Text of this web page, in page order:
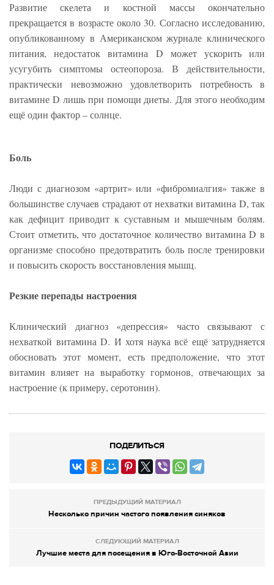
Развитие скелета и костной массы окончательно
прекращается в возрасте около 30. Согласно исследованию,
опубликованному в Американском журнале клинического
питания, недостаток витамина D может ускорить или
усугубить симптомы остеопороза. В действительности,
практически невозможно удовлетворить потребность в
витамине D лишь при помощи диеты. Для этого необходим
ещё один фактор – солнце.
Боль
Люди с диагнозом «артрит» или «фибромиалгия» также в
большинстве случаев страдают от нехватки витамина D, так
как дефицит приводит к суставным и мышечным болям.
Стоит отметить, что достаточное количество витамина D в
организме способно предотвратить боль после тренировки
и повысить скорость восстановления мышц.
Резкие перепады настроения
Клинический диагноз «депрессия» часто связывают с
нехваткой витамина D. И хотя наука всё ещё затрудняется
обосновать этот момент, есть предположение, что этот
витамин влияет на выработку гормонов, отвечающих за
настроение (к примеру, серотонин).
ПОДЕЛИТЬСЯ
ПРЕДЫДУЩИЙ МАТЕРИАЛ
Несколько причин частого появления синяков
СЛЕДУЮЩИЙ МАТЕРИАЛ
Лучшие места для посещения в Юго-Восточной Азии